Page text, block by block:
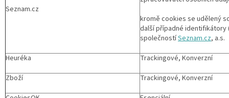
Seznam.cz
kromě cookies se udělený
další případné identifikátory
společnostíSeznam.cz, a.s.
Heuréka
Trackingové, Konverzní
Zboží
Trackingové, Konverzní